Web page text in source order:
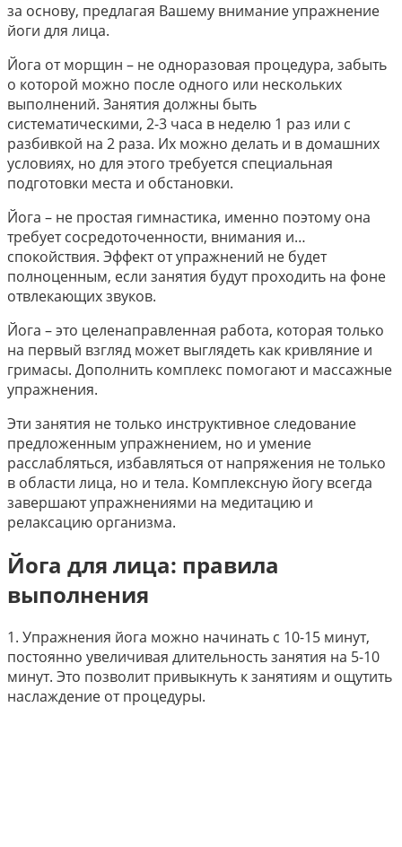
за основу, предлагая Вашему внимание упражнение
йоги для лица.
Йога от морщин – не одноразовая процедура, забыть
о которой можно после одного или нескольких
выполнений. Занятия должны быть
систематическими, 2-3 часа в неделю 1 раз или с
разбивкой на 2 раза. Их можно делать и в домашних
условиях, но для этого требуется специальная
подготовки места и обстановки.
Йога – не простая гимнастика, именно поэтому она
требует сосредоточенности, внимания и…
спокойствия. Эффект от упражнений не будет
полноценным, если занятия будут проходить на фоне
отвлекающих звуков.
Йога – это целенаправленная работа, которая только
на первый взгляд может выглядеть как кривляние и
гримасы. Дополнить комплекс помогают и массажные
упражнения.
Эти занятия не только инструктивное следование
предложенным упражнением, но и умение
расслабляться, избавляться от напряжения не только
в области лица, но и тела. Комплексную йогу всегда
завершают упражнениями на медитацию и
релаксацию организма.
Йога для лица: правила
выполнения
1.​ Упражнения йога можно начинать с 10-15 минут,
постоянно увеличивая длительность занятия на 5-10
минут. Это позволит привыкнуть к занятиям и ощутить
наслаждение от процедуры.